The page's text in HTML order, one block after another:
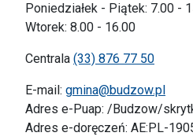
Poniedziałek - Piątek: 7.00 -
Wtorek: 8.00 - 16.00
Centrala (33) 876 77 50
E-mail: gmina@budzow.pl
Adres e-Puap: /Budzow/
Adres e-doręczeń: AE:PL-